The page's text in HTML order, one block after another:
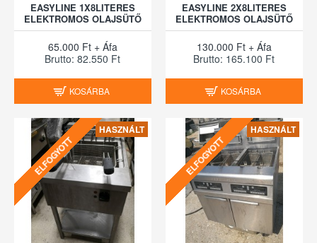
EASYLINE 1X8LITERES
ELEKTROMOS OLAJSÜTŐ
65.000 Ft + Áfa
Brutto: 82.550 Ft
KOSÁRBA
EASYLINE 2X8LITERES
ELEKTROMOS OLAJSÜTŐ
130.000 Ft + Áfa
Brutto: 165.100 Ft
KOSÁRBA
HASZNÁLT
ELFOGYOTT
HASZNÁLT
ELFOGYOTT